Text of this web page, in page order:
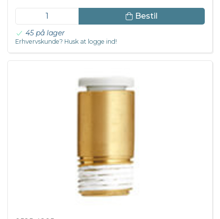
Bestil
45 på lager
Erhvervskunde? Husk at logge ind!